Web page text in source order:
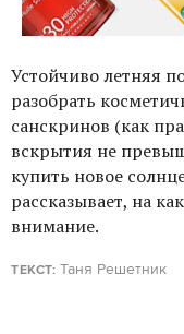
Устойчиво летняя
разобрать
санскринов (как
вскрытия не
купить новое
рассказывает, на
внимание.
ТЕКСТ: Таня Решетник